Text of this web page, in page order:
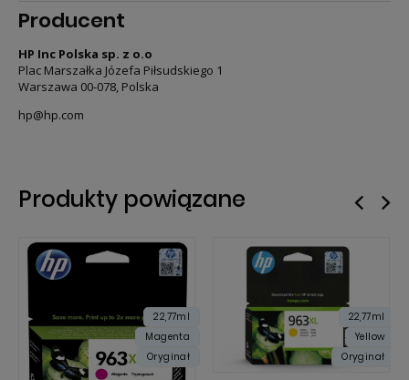
Producent
HP Inc Polska sp. z o.o
Plac Marszałka Józefa Piłsudskiego 1
Warszawa 00-078, Polska
hp@hp.com
Produkty powiązane
22,77ml
Magenta
Oryginał
22,77ml
Yellow
Oryginał